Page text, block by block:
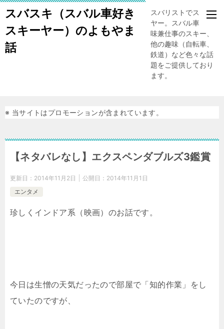
スバスキ（スバル車好き
スキーヤー）のよもやま
話
スバリストでスキー
ヤー。スバル車、趣
味兼仕事のスキー、
他の趣味（自転車、
鉄道）など色々な話
題をご提供しており
ます。
※ 当サイトはプロモーションが含まれています。
【ネタバレなし】エクスペンダブルズ3鑑賞
更新日： 2014年11月2日 公開日： 2014年11月1日
エンタメ
珍しくインドア系（映画）のお話です。
今日は生憎の天気だったので部屋で「知的作業」をし
ていたのですが、